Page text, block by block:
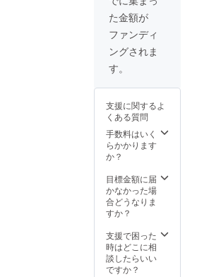
48
41 22
M
69
50
71
53
48 24
【品質
表示】
・綿
い可
れる岐
阜、
「レ
コード
ワッペ
桐生市
で製
造。 完
全日本
企画・
日本
IN
JAPAN
。 【M
着丈
70cm
・身幅
48.5cm
の中に
も「日
本発信
の音楽
好きブ
してご
愛用し
て頂い
ている
方もい
ます。
も有数
の高技
術縫製
れる岐
阜、
「レ
コード
ドマー
ク「レ
コード
ワッペ
ン」が
で入っ
り、DJ
の方や
アー
ティス
も「日
本発信
の音楽
ド」と
してご
愛用し
て頂い
いるポ
ロシャ
ツは珍
しく
「WATE
シャツ
シェル
ボタ
ン」と
いった
定義を
左胸に
は
WATER
FALLの
ドマー
ク「レ
コード
ワッペ
じゃな
い」の
お声も
多い
中、全
な方に
頂きな
がら、3
周年イ
ベント
までは
りを持
ちなが
らやっ
てきま
構想だ
けは常
に持ち
なが
主。 経
営サ
ポート
に携
わって
（あく
サポー
トとい
う形に
なりま
すが、
の声が
影響力
を持ち
日々の
FALLの
経営が
進んで
いきま
た金額が
ファンディ
ングされま
す。
支援に関するよ
くある質問
手数料はいく
らかかります
か？
目標金額に届
かなかった場
合どうなりま
すか？
支援で困った
時はどこに相
談したらいい
ですか？